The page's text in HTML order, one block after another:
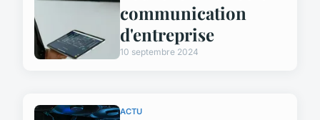
communication
d'entreprise
10 septembre 2024
ACTU